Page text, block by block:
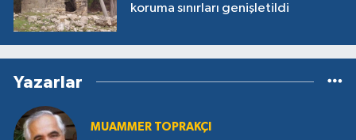
koruma sınırları genişletildi
Yazarlar
MUAMMER TOPRAKÇI